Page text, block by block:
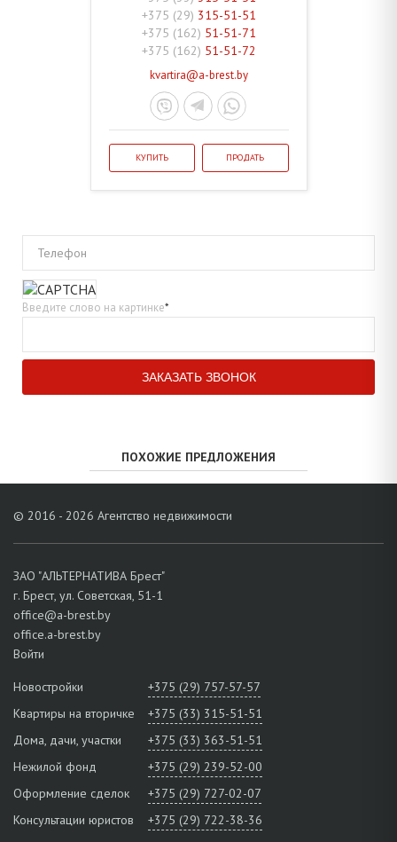
+375 (29) 315-51-51
+375 (162) 51-51-71
+375 (162) 51-51-72
kvartira@a-brest.by
КУПИТЬ ПРОДАТЬ
Телефон
Введите слово на картинке*
ПОХОЖИЕ ПРЕДЛОЖЕНИЯ
© 2016 - 2026 Агентство недвижимости
ЗАО "АЛЬТЕРНАТИВА Брест"
г. Брест, ул. Советская, 51-1
office@a-brest.by
office.a-brest.by
Войти
Новостройки
+375 (29) 757-57-57
Квартиры на вторичке
+375 (33) 315-51-51
Дома, дачи, участки
+375 (33) 363-51-51
Нежилой фонд
+375 (29) 239-52-00
Оформление сделок
+375 (29) 727-02-07
Консультации юристов
+375 (29) 722-38-36